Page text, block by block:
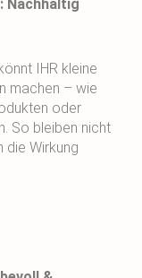
Nachhaltig
IHR kleine
machen – wie
oder
So bleiben nicht
die Wirkung